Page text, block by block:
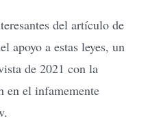
del artículo de
apoyo a estas leyes, un
de 2021 con la
el infamemente